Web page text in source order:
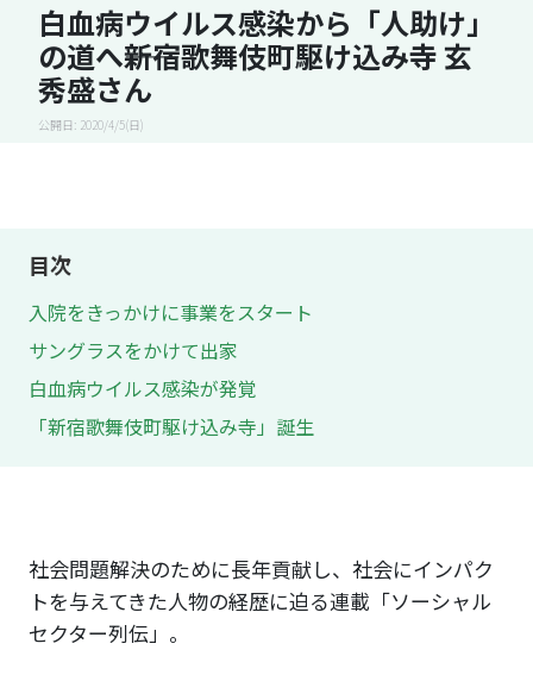
白血病ウイルス感染から「人助け」
の道へ――新宿歌舞伎町駆け込み寺 玄
秀盛さん
公開日: 2020/4/5(日)
目次
入院をきっかけに事業をスタート
サングラスをかけて出家
白血病ウイルス感染が発覚
「新宿歌舞伎町駆け込み寺」誕生
社会問題解決のために長年貢献し、社会にインパク
トを与えてきた人物の経歴に迫る連載「ソーシャル
セクター列伝」。